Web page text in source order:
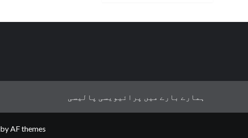
ہمارے بارے میں پرائیویسی پالیسی
by AF themes.